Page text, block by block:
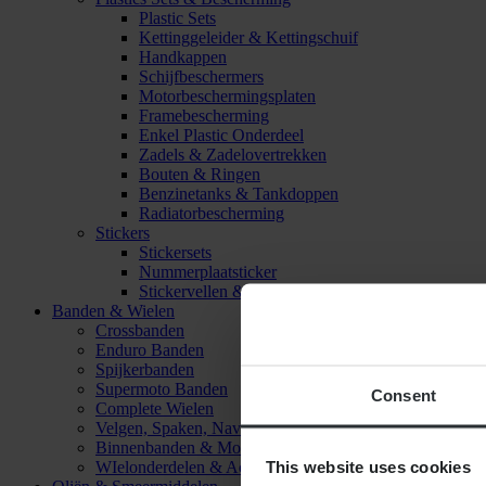
Consent
This website uses cookies
Plastic Sets
Kettinggeleider & Kettingschuif
Handkappen
Schijfbeschermers
Motorbeschermingsplaten
Framebescherming
Enkel Plastic Onderdeel
Zadels & Zadelovertrekken
Bouten & Ringen
Benzinetanks & Tankdoppen
Radiatorbescherming
Stickers
Stickersets
Nummerplaatsticker
Stickervellen & Stickers
Banden & Wielen
Crossbanden
Enduro Banden
Spijkerbanden
Supermoto Banden
Complete Wielen
Velgen, Spaken, Naven & Lagers
Binnenbanden & Mousses
WIelonderdelen & Accessoires